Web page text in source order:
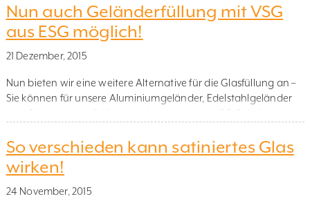
diesjährigen Weihnachts-Fotowettbewerb. Trotz einer harten
Konkurrenz mit den übrigen eingeschickten Beiträgen hat uns
Rudolf etwas mehr für sich eingenommen, und der
Weihnachtswichtel […]
Nun auch Geländerfüllung mit VSG
aus ESG möglich!
21 Dezember, 2015
Nun bieten wir eine weitere Alternative für die Glasfüllung an –
Sie können für unsere Aluminiumgeländer, Edelstahlgeländer
als Geländerfüllung für unsere Ganzglasgeländer vorgesehen.
Bei wiederholten äußeren Belastungen Bei unseren
Aluminiumgeländern, Edelstahlgeländern sowie Glasscheiben
& Klemmhaltern ist 8,76 mm starkes VSG […]
So verschieden kann satiniertes Glas
wirken!
24 November, 2015